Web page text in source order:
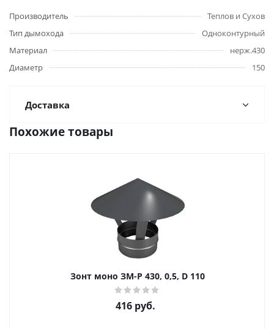
Производитель
Теплов и Сухов
Тип дымохода
Одноконтурный
Материал
нерж.430
Диаметр
150
Доставка
Похожие товары
Зонт моно ЗМ-Р 430, 0,5, D 110
416руб.